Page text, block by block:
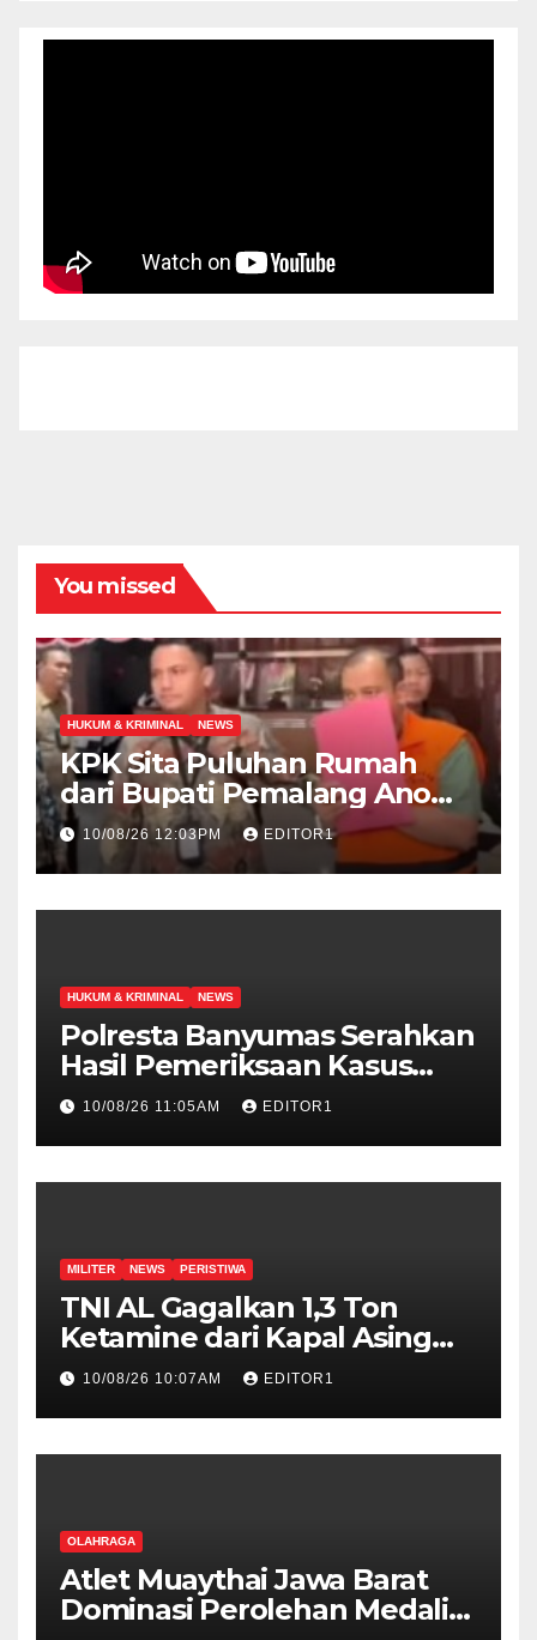
You missed
HUKUM & KRIMINAL NEWS
KPK Sita Puluhan Rumah
dari Bupati Pemalang Anom
Widiyantoro
10/08/26 12:03PM EDITOR1
HUKUM & KRIMINAL NEWS
Polresta Banyumas Serahkan
Hasil Pemeriksaan Kasus
Kematian Sutrimo ke Polda
Metro Jaya
10/08/26 11:05AM EDITOR1
MILITER NEWS PERISTIWA
TNI AL Gagalkan 1,3 Ton
Ketamine dari Kapal Asing
MV King Sun Berbendera
Tanzania
10/08/26 10:07AM EDITOR1
OLAHRAGA
Atlet Muaythai Jawa Barat
Dominasi Perolehan Medali